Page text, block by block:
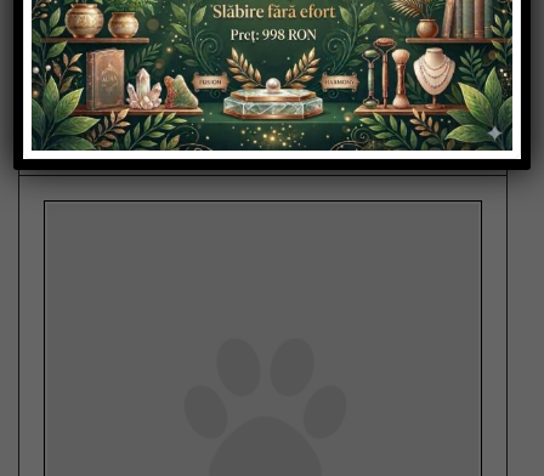
Romania , Constanta
Saloane de Bronzare
... detalii